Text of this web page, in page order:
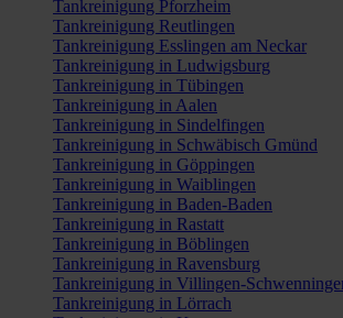
Tankreinigung Pforzheim
Tankreinigung Reutlingen
Tankreinigung Esslingen am Neckar
Tankreinigung in Ludwigsburg
Tankreinigung in Tübingen
Tankreinigung in Aalen
Tankreinigung in Sindelfingen
Tankreinigung in Schwäbisch Gmünd
Tankreinigung in Göppingen
Tankreinigung in Waiblingen
Tankreinigung in Baden-Baden
Tankreinigung in Rastatt
Tankreinigung in Böblingen
Tankreinigung in Ravensburg
Tankreinigung in Villingen-
Tankreinigung in Lörrach